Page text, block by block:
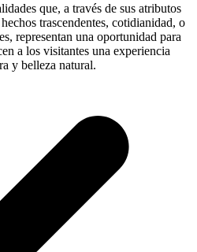
que, a través de sus atributos
trascendentes, cotidianidad, o
representan una oportunidad para
a los visitantes una experiencia
y belleza natural.